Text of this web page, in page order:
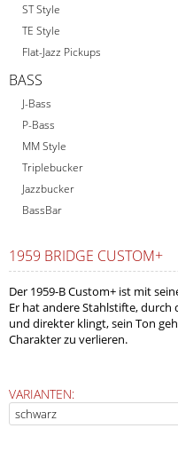
ST Style
TE Style
Flat-Jazz Pickups
BASS
J-Bass
P-Bass
MM Style
Triplebucker
Jazzbucker
BassBar
1959 BRIDGE CUSTOM+
Der 1959-B Custom+ ist mit
Er hat andere Stahlstifte,
und direkter klingt, sein Ton
Charakter zu verlieren.
VARIANTEN: